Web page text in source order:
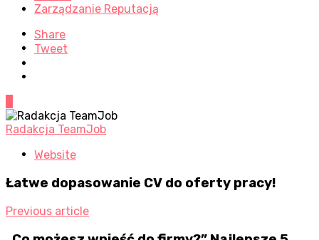
Zarządzanie Reputacją
Share
Tweet
Radakcja TeamJob
Website
Łatwe dopasowanie CV do oferty pracy!
Previous article